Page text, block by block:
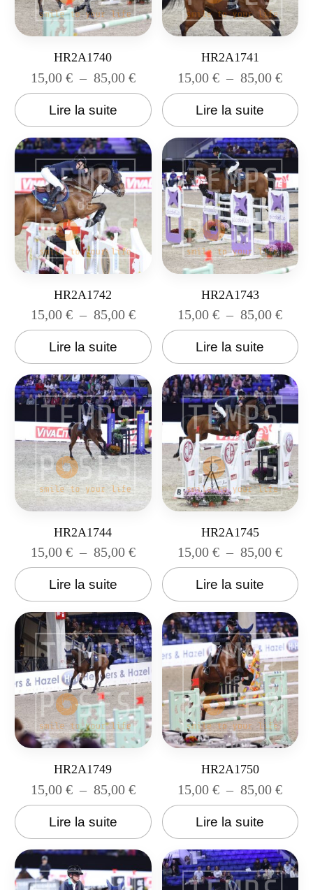
HR2A1740
15,00 € – 85,00 €
Lire la suite
HR2A1741
15,00€ – 85,00€
Lire la suite
HR2A1742
15,00 € – 85,00 €
Lire la suite
HR2A1743
15,00€ – 85,00€
Lire la suite
HR2A1744
15,00 € – 85,00 €
Lire la suite
HR2A1745
15,00€ – 85,00€
Lire la suite
HR2A1749
15,00 € – 85,00 €
Lire la suite
HR2A1750
15,00€ – 85,00€
Lire la suite